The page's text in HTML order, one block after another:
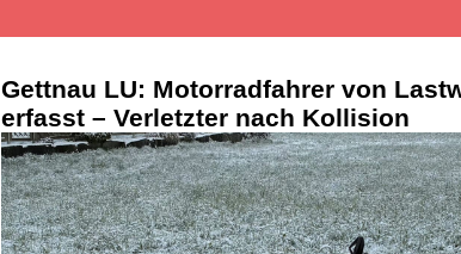
Gettnau LU: Motorradfahrer von
erfasst – Verletzter nach Kollision